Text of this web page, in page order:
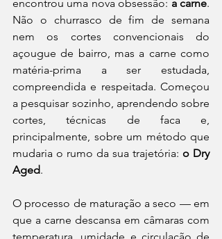
encontrou uma nova obsessão: a carne.
Não o churrasco de fim de semana
nem os cortes convencionais do
açougue de bairro, mas a carne como
matéria-prima a ser estudada,
compreendida e respeitada. Começou
a pesquisar sozinho, aprendendo sobre
cortes, técnicas de faca e,
principalmente, sobre um método que
mudaria o rumo da sua trajetória: o Dry
Aged.
O processo de maturação a seco — em
que a carne descansa em câmaras com
temperatura, umidade e circulação de